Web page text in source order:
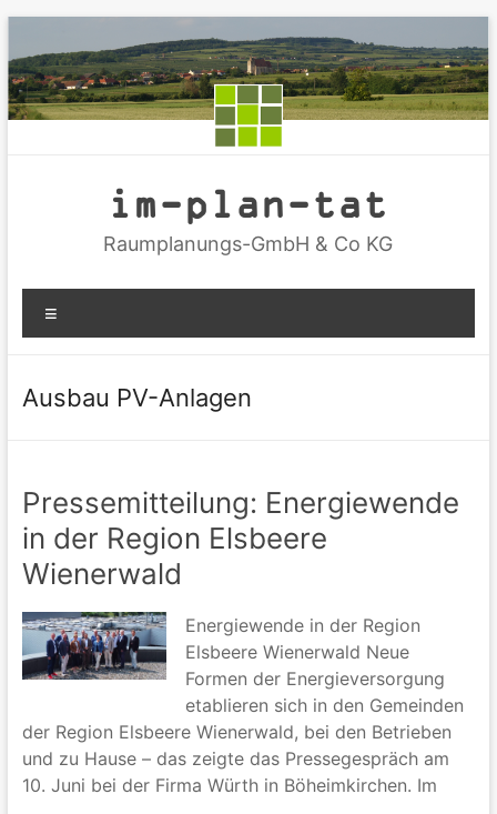
Inhalt
springen
im-plan-tat
Raumplanungs-GmbH & Co KG
Ausbau PV-Anlagen
Pressemitteilung: Energiewende
in der Region Elsbeere
Wienerwald
Energiewende in der Region
Elsbeere Wienerwald Neue
Formen der Energieversorgung
etablieren sich in den Gemeinden
der Region Elsbeere Wienerwald, bei den Betrieben
und zu Hause – das zeigte das Pressegespräch am
10. Juni bei der Firma Würth in Böheimkirchen. Im